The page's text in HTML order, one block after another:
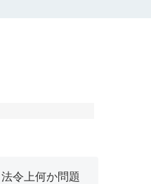
令上何か問題